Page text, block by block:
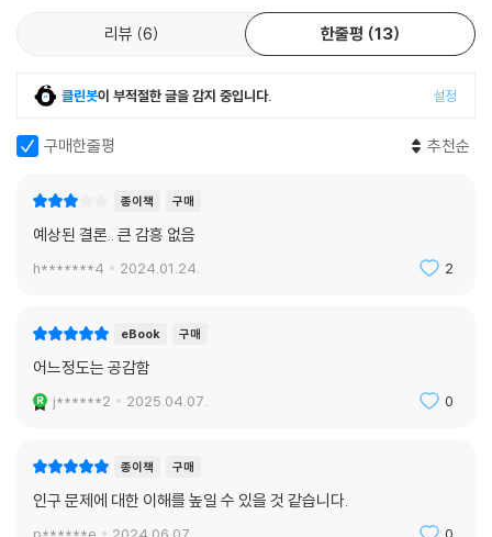
영국법에 따라 지방 정부는 사회 복지비 지출만큼은 유지해야 하는데 이
중 대부분은 노인 돌봄에 사용된다. 2018년이 되자 요크셔에 있는 작은 도
시 반즐리(Barnsley)는 시 예산의 62%를 복지비에 지출하는 지경에 이
르렀다.
라트비아에서 두 번째로 큰 도시인 다우가프필스는 산업 도시로 1990년
이후 인구가 35% 감소했다. 2010년 이후 다우가프필스에서 새로 지어진
말 구소련 시대에 지어진 건물 5층에 위치한 원룸 아파트가 3,000유로
(약 428만 원)에 매물로 나왔다.
--- p.207
줄어들고 따라서 〈성장의 부스러기〉를 차지하기 위한 경쟁은 더욱 치열해
질 것이다.
--- p.242
1950년대에는 총인구의 3분의 1 이상이 15세 미만이고 65세 이상은 5%
에 불과한 〈젊은이들의 나라〉였으나 현재는 전체 인구의 30%가 65세 이
7세에서 〈49세〉로 높아져 2100년에는 현재 인구의 절반이 될 중국 / 이민
기 시작해 일본과 함께 축소 국가의 선두에 선 한국 / 30년간 200만 명의
전 이후 세계 역사상 전례가 없을 정도로 2천만 명이 감소한 동유럽 / 205
0년에 가구수가 200만 줄어들 폴란드 / 고령 인구 증가로 2018년에 시 예
산의 62%를 복지비에 지출한 영국 요크셔의 작은 도시 반즐리(Barnsle
y) / 2020년부터 2050년까지 12%의 인구가 감소할 동유럽과 중유럽 / 1
/ 〈국가의 밤(National Night)〉을 지정해 “경제적으로 여유가 있으며 안
를 위한 관계를 맺을 것을 촉구하지만 2020년에 합계출산율 1.1명을 기록
한 싱가포르 / 가족 수당 제도 예산에 GDP의 4%를 투입하는 프랑스 / 앞
없는 사하라 사막 이남 아프리카 지역
전 세계 합계출산율: 1960년 〈4.98명〉, 1980년 〈3.71명〉, 2018년
리뷰 6 한줄평 13
클린봇이 부적절한 글을 감지 중입니다. 설정
구매한줄평 추천순
종이책 구매
예상된 결론.. 큰 감흥 없음
h*******4 2024.01.24. 2
eBook 구매
어느정도는 공감함
j******2 2025.04.07. 0
종이책 구매
인구 문제에 대한 이해를 높일 수 있을 것 같습니다.